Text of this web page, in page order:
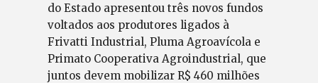
do Estado apresentou três novos fundos
voltados aos produtores ligados à
Frivatti Industrial, Pluma Agroavícola e
Primato Cooperativa Agroindustrial, que
juntos devem mobilizar R$ 460 milhões